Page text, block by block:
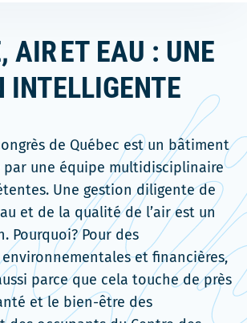
recherche
AIR ET EAU : UNE
INTELLIGENTE
de Québec est un bâtiment
une équipe multidisciplinaire
. Une gestion diligente de
et de la qualité de l’air est un
Pourquoi? Pour des
et financières,
parce que cela touche de près
et le bien-être des